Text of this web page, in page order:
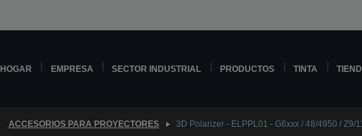
HOGAR EMPRESA SECTOR INDUSTRIAL PRODUCTOS TINTA
ACCESORIOS PARA PROYECTORES 3D Polarizer - ELPPL01 - G6xxx / 48/4950 / Z9/